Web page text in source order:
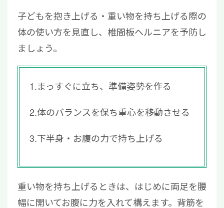
子どもを抱き上げる・重い物を持ち上げる際の
体の使い方を見直し、椎間板ヘルニアを予防し
ましょう。
1.まっすぐに立ち、準備姿勢を作る
2.体のバランスを保ち重心を移動させる
3.下半身・お腹の力で持ち上げる
重い物を持ち上げるときは、はじめに両足を腰
幅に開いてお腹に力を入れて構えます。背筋を